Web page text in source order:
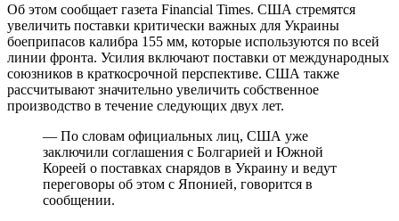
Об этом сообщает газета Financial Times. США стремятся
увеличить поставки критически важных для Украины
боеприпасов калибра 155 мм, которые используются по всей
линии фронта. Усилия включают поставки от международных
союзников в краткосрочной перспективе. США также
рассчитывают значительно увеличить собственное
производство в течение следующих двух лет.
— По словам официальных лиц, США уже
заключили соглашения с Болгарией и Южной
Кореей о поставках снарядов в Украину и ведут
переговоры об этом с Японией, говорится в
сообщении.